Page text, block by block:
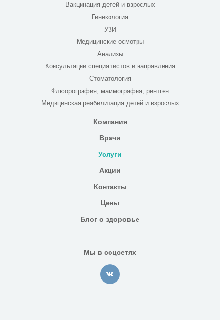
Вакцинация детей и взрослых
Гинекология
УЗИ
Медицинские осмотры
Анализы
Консультации специалистов и направления
Стоматология
Флюорография, маммография, рентген
Медицинская реабилитация детей и взрослых
Компания
Врачи
Услуги
Акции
Контакты
Цены
Блог о здоровье
Мы в соцсетях